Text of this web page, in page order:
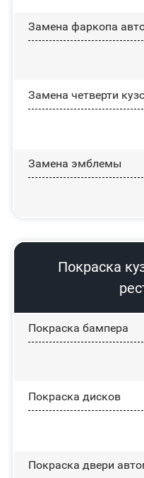
Замена фаркопа
Замена четверти
Замена эмблемы
Покраска
Покраска бампера
Покраска дисков
Покраска двери